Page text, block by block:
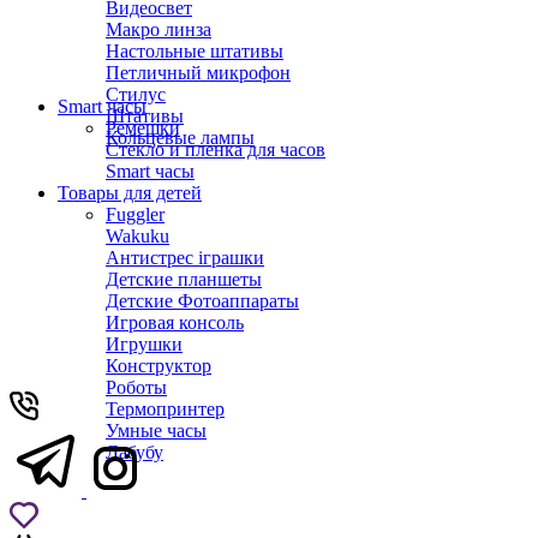
Видеосвет
Макро линза
Настольные штативы
Петличный микрофон
Стилус
Штативы
Кольцевые лампы
Smart часы
Ремешки
Стекло и пленка для часов
Smart часы
Товары для детей
Fuggler
Wakuku
Антистрес іграшки
Детские планшеты
Детские Фотоаппараты
Игровая консоль
Игрушки
Конструктор
Роботы
Термопринтер
Умные часы
Лабубу